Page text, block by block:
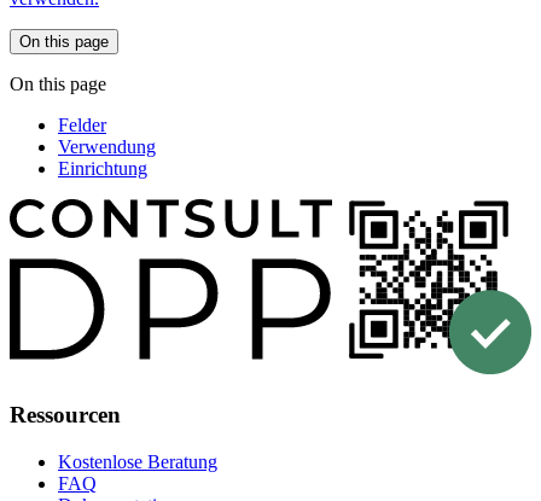
On this page
On this page
Felder
Verwendung
Einrichtung
Ressourcen
Kostenlose Beratung
FAQ